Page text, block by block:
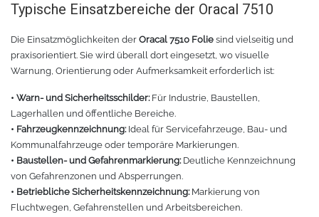
Palisade
Farbkarte
Filament für 3D-Druck
PLA
PETG
Zubehör für Brother-Schneideplotter
Tinte
Solvent Tinte
Direct to Film Tinte
Direct-to-Film Folie und Kleber
Typische Einsatzbereiche der Oracal 7510
Die Einsatzmöglichkeiten der Oracal 7510 Folie sind vielseitig und
praxisorientiert. Sie wird überall dort eingesetzt, wo visuelle
Warnung, Orientierung oder Aufmerksamkeit erforderlich ist:
• Warn- und Sicherheitsschilder:Für Industrie, Baustellen,
Lagerhallen und öffentliche Bereiche.
• Fahrzeugkennzeichnung:Ideal für Servicefahrzeuge, Bau- und
Kommunalfahrzeuge oder temporäre Markierungen.
• Baustellen- und Gefahrenmarkierung:Deutliche Kennzeichnung
von Gefahrenzonen und Absperrungen.
• Betriebliche Sicherheitskennzeichnung:Markierung von
Fluchtwegen, Gefahrenstellen und Arbeitsbereichen.